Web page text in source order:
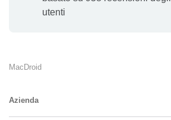
utenti
MacDroid
Azienda